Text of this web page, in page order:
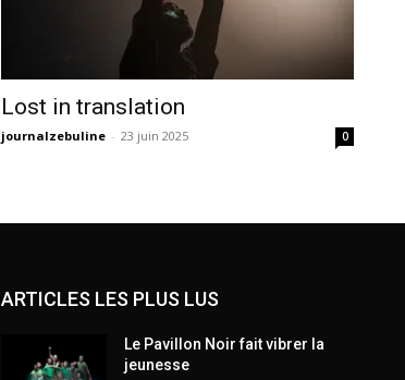
Lost in translation
journalzebuline - 23 juin 2025 0
ARTICLES LES PLUS LUS
Le Pavillon Noir fait vibrer la
jeunesse